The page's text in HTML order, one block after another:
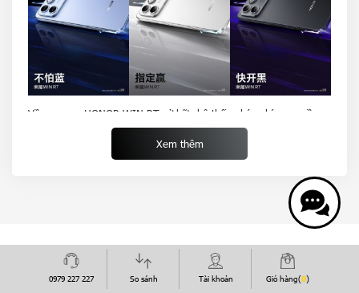
Về camera, HONOR WIN RT sở hữu hệ thống kép phía sau gồm
50MP chính và 12MP góc siêu rộng kiêm macro, trong khi camera
selfie 50MP mang lại chất lượng ảnh sắc nét. Hệ thống âm thanh
AI Surround Subwoofer và loa kép 1216 mang lại trải nghiệm giải
trí sống động. Đặc biệt, thuật toán AI tăng cường âm thanh bước
chân trong game tới 300% giúp game thủ dễ dàng định vị đối thủ.
Xem thêm
HỆ THỐNG SHOWROOM
0979 227 227 So sánh Tài khoản Giỏ hàng(0)